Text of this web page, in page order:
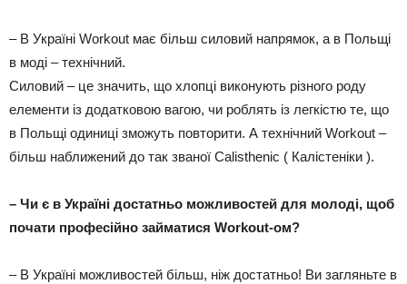
– В Україні Workout має більш силовий напрямок, а в Польщі
в моді – технічний.
Силовий – це значить, що хлопці виконують різного роду
елементи із додатковою вагою, чи роблять із легкістю те, що
в Польщі одиниці зможуть повторити. А технічний Workout –
більш наближений до так званої Calisthenic ( Калістеніки ).
– Чи є в Україні достатньо можливостей для молоді, щоб
почати професійно займатися Workout-ом?
– В Україні можливостей більш, ніж достатньо! Ви загляньте в